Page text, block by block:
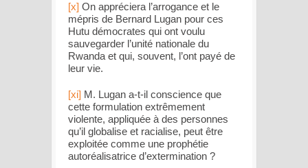
[x] On appréciera l’arrogance et le
mépris de Bernard Lugan pour ces
Hutu démocrates qui ont voulu
sauvegarder l’unité nationale du
Rwanda et qui, souvent, l’ont payé de
leur vie.
[xi] M. Lugan a-t-il conscience que
cette formulation extrêmement
violente, appliquée à des personnes
qu’il globalise et racialise, peut être
exploitée comme une prophétie
autoréalisatrice d’extermination ?